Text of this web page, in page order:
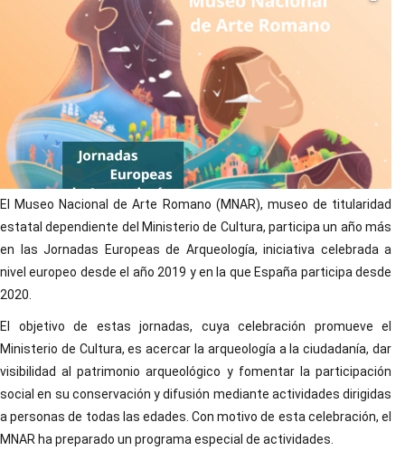
El Museo Nacional de Arte Romano (MNAR), museo de titularidad
estatal dependiente del Ministerio de Cultura, participa un año más
en las Jornadas Europeas de Arqueología, iniciativa celebrada a
nivel europeo desde el año 2019 y en la que España participa desde
2020.
El objetivo de estas jornadas, cuya celebración promueve el
Ministerio de Cultura, es acercar la arqueología a la ciudadanía, dar
visibilidad al patrimonio arqueológico y fomentar la participación
social en su conservación y difusión mediante actividades dirigidas
a personas de todas las edades. Con motivo de esta celebración, el
MNAR ha preparado un programa especial de actividades.